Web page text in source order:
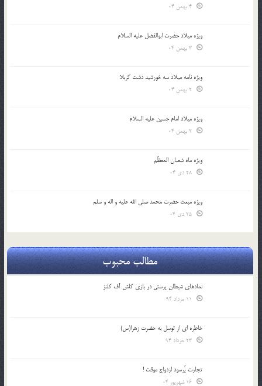
ویژه میلاد حضرت ابوالفضل علیه السلام
ویژه نامه میلاد سه خورشید دشت کربلا
ویژه میلاد امام حسین علیه السلام
ویژه ماه شعبان المعظّم
ویژه مبعث حضرت محمد صلی الله علیه و اله و سلم
مطالب محبوب
نمادهای شیطان پرستی در بازی کلش آف کلنز
خاطره ای از توسل به حضرت زهرا(س)
تجارت پُرسود ازدواج موقت !